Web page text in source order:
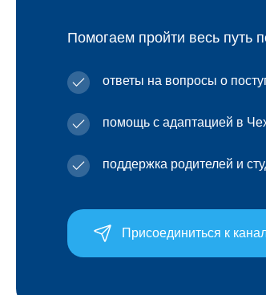
Помогаем пройти весь путь
ответы на вопросы о
помощь с адаптацией в
поддержка родителей и
Присоединиться к